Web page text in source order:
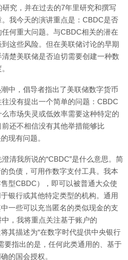
究，并在过去的7年里研究和撰写
我今天的演讲重点是：CBDC是否
何重大问题。与CBDC相关的潜在
这些风险。但在美联储讨论的早期
楚美联储是否迫切需要创建一种数
中，倡导者指出了美联储数字货币
没有提出一个简单的问题：CBDC
市场失灵或低效率需要这种特定的
还不相信没有其他举措能够比
现有问题。
清我所说的“CBDC”是什么意思。简
负债，可用作数字支付工具。我本
型CBDC），即可以被普通大众使
银行或其他特定类型的机构。通用
一些可以充当匿名的类似现金的支
，我将重点关注基于账户的
其描述为“在数字时代提供中央银行
要指出的是，任何此类通用的、基于
的国会授权。